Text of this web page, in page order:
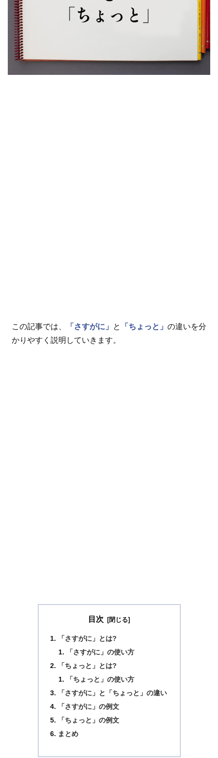
この記事では、 「さすがに」 と 「ちょっと」 の違いを分
かりやすく説明していきます。
目次
「さすがに」とは?
「さすがに」の使い方
「ちょっと」とは?
「ちょっと」の使い方
「さすがに」と「ちょっと」の違い
「さすがに」の例文
「ちょっと」の例文
まとめ